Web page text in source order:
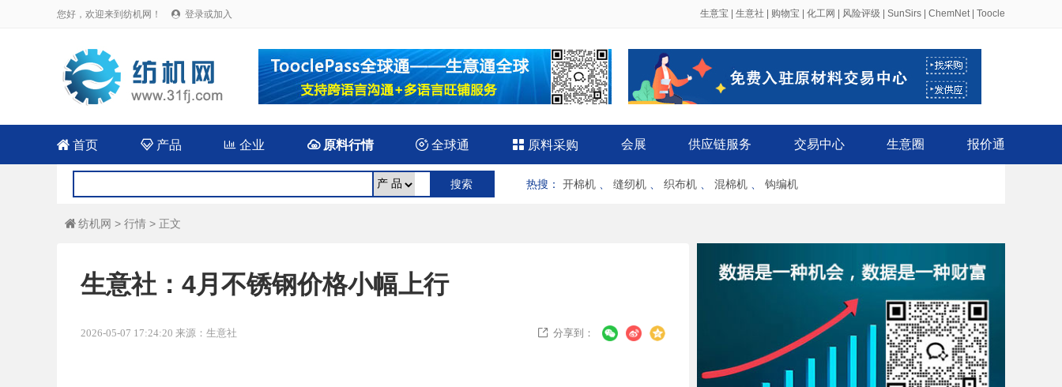
您好，欢迎来到纺机网！  登录或加入 生意宝 生意社 购物宝 化工网 风险评级 SunSirs ChemNet| Toocle
 首页 产品  企业 原料行情  全球通  原料采购 会展 供应链服务 交易中心 生意圈 报价通
热搜 ： 开棉机 缝纫机 织布机 混棉机 钩编机
 纺机网 > 行情 > 正文
生意社：4月不锈钢价格小幅上行
2026-05-07 17:24:20 来源：生意社  分享到：